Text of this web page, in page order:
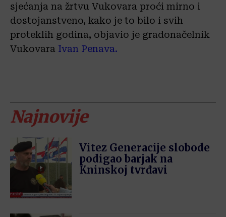
sjećanja na žrtvu Vukovara proći mirno i
dostojanstveno, kako je to bilo i svih
proteklih godina, objavio je gradonačelnik
Vukovara Ivan Penava.
Najnovije
Vitez Generacije slobode
podigao barjak na
Kninskoj tvrđavi